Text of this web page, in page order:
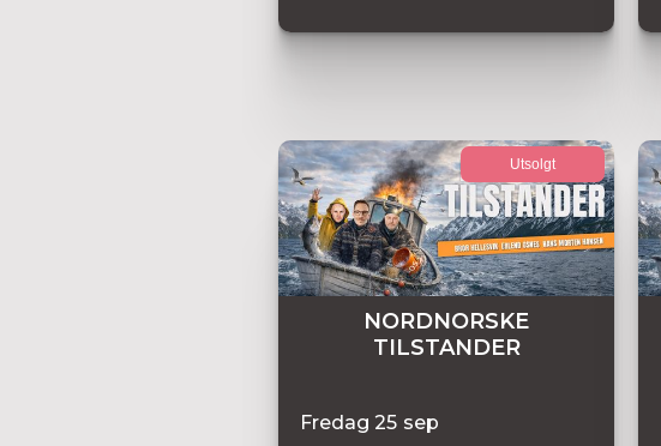
NORDNORSKE
TILSTANDER
Fredag 25 sep
Utsolgt